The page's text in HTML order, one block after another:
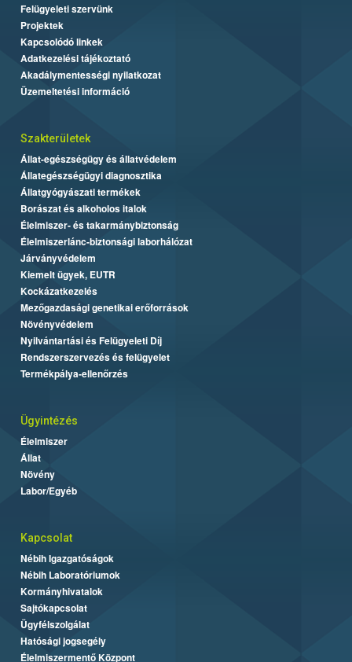
Felügyeleti szervünk
Projektek
Kapcsolódó linkek
Adatkezelési tájékoztató
Akadálymentességi nyilatkozat
Üzemeltetési információ
Szakterületek
Állat-egészségügy és állatvédelem
Állategészségügyi diagnosztika
Állatgyógyászati termékek
Borászat és alkoholos italok
Élelmiszer- és takarmánybiztonság
Élelmiszerlánc-biztonsági laborhálózat
Járványvédelem
Kiemelt ügyek, EUTR
Kockázatkezelés
Mezőgazdasági genetikai erőforrások
Növényvédelem
Nyilvántartási és Felügyeleti Díj
Rendszerszervezés és felügyelet
Termékpálya-ellenőrzés
Ügyintézés
Élelmiszer
Állat
Növény
Labor/Egyéb
Kapcsolat
Nébih Igazgatóságok
Nébih Laboratóriumok
Kormányhivatalok
Sajtókapcsolat
Ügyfélszolgálat
Hatósági jogsegély
Élelmiszermentő Központ